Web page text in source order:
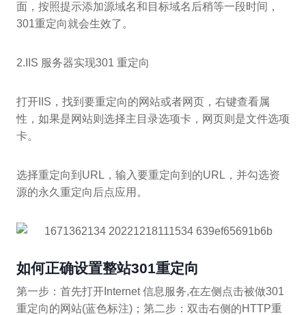
面，按照提示添加源域名和目标域名后稍等一段时间，
301重定向就会生效了。
2.IIS 服务器实现301 重定向
打开IIS，找到要重定向的网站或者网页，右键查看属
性，如果是网站则选择主目录选项卡，网页则是文件选项
卡。
选择重定向到URL，输入要重定向到的URL，并勾选资
源的永久重定向后点应用。
如何正确设置整站301重定向
第一步：首先打开Internet 信息服务,在左侧点击被做301
重定向的网站(蓝色标注)；第二步：双击右侧的HTTP重